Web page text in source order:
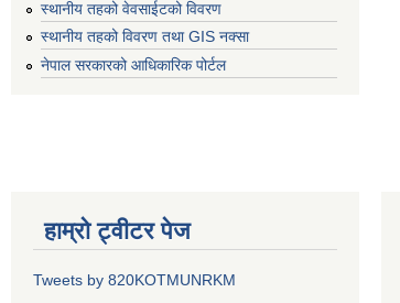
स्थानीय तहको वेवसाईटको विवरण
स्थानीय तहको विवरण तथा GIS नक्सा
नेपाल सरकारको आधिकारिक पोर्टल
हाम्रो ट्वीटर पेज
Tweets by 820KOTMUNRKM